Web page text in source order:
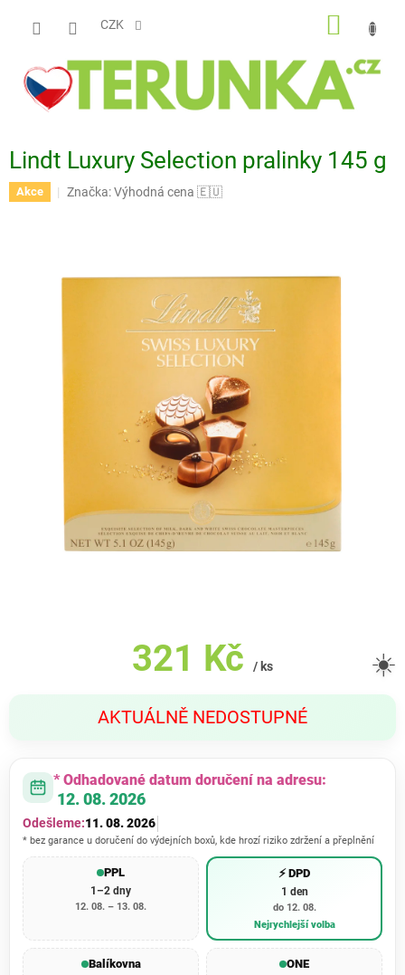
CZK
Lindt Luxury Selection pralinky 145 g
Akce Značka:Výhodná cena 🇪🇺
321 Kč / ks
cena:
AKTUÁLNĚ NEDOSTUPNÉ
☀️
* Odhadované datum doručení na adresu:
12. 08. 2026
Odešleme:11. 08. 2026
* bez garance u doručení do výdejních boxů, kde hrozí riziko zdržení a přeplnění
PPL
1–2 dny
12. 08. – 13. 08.
⚡ DPD
1 den
do 12. 08.
Nejrychlejší volba
Balíkovna ONE